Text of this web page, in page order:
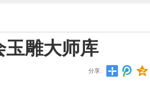
玉雕大师库
分享: